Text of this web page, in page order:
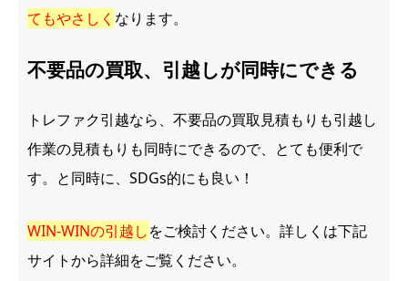
てもやさしく なります。
不要品の買取、引越しが同時にできる
トレファク引越なら、不要品の買取見積もりも引越し
作業の見積もりも同時にできるので、とても便利で
す。と同時に、SDGs的にも良い！
WIN-WINの引越しをご検討ください。詳しくは下記
サイトから詳細をご覧ください。